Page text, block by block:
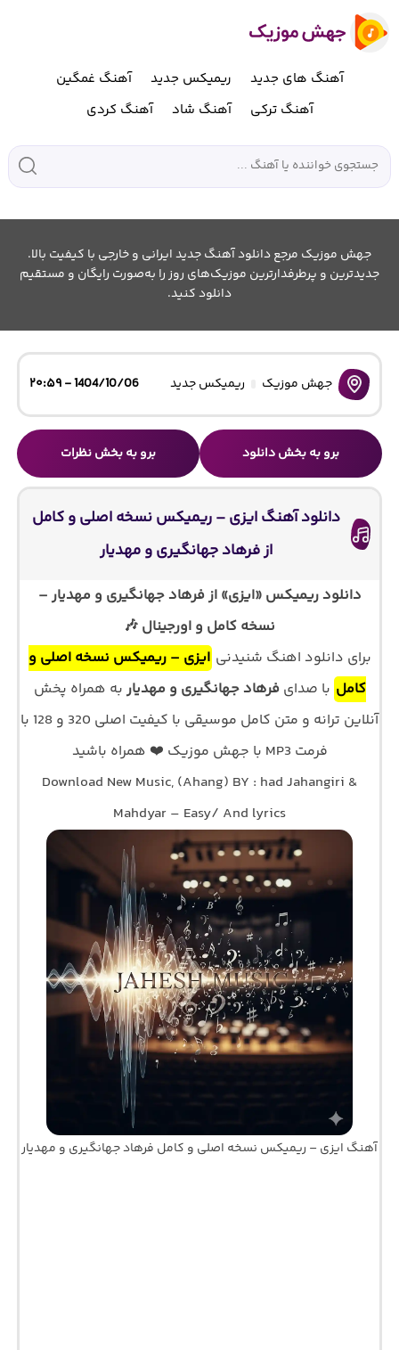
آهنگ های جدید ریمیکس جدید
آهنگ غمگین
آهنگ ترکی
آهنگ شاد آهنگ کردی
جهش موزیک مرجع دانلود آهنگ جدید ایرانی و خارجی با کیفیت بالا.
جدیدترین و پرطرفدارترین موزیک‌های روز را به‌صورت رایگان و مستقیم
دانلود کنید.
جهش موزیک ریمیکس جدید 1404/10/06 - ۲۰:۵۹
برو به بخش دانلود برو به بخش نظرات
دانلود آهنگ ایزی – ریمیکس نسخه اصلی و کامل
از فرهاد جهانگیری و مهدیار
دانلود ریمیکس «ایزی» از فرهاد جهانگیری و مهدیار –
نسخه کامل و اورجینال 🎶
برای دانلود اهنگ شنیدنی ایزی – ریمیکس نسخه اصلی و
کامل با صدایفرهاد جهانگیری و مهدیار به همراه پخش
آنلاین ترانه و متن کامل موسیقی با کیفیت اصلی 320 و 128 با
فرمت MP3 با جهش موزیک ❤️ همراه باشید
Download New Music, (Ahang) BY : had Jahangiri &
Mahdyar – Easy/ And lyrics
آهنگ ایزی – ریمیکس نسخه اصلی و کامل فرهاد جهانگیری و مهدیار